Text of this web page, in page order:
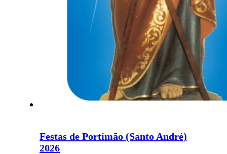
Festas de Portimão (Santo André)
2026